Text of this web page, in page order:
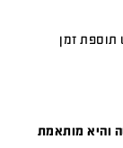
תוספת זמן
והיא מותאמת